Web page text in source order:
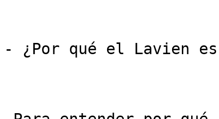
- ¿Por qué el Lavien es